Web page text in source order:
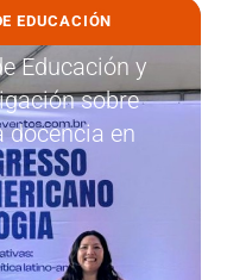
EDUCACIÓN
Educación y
sobre
docencia en